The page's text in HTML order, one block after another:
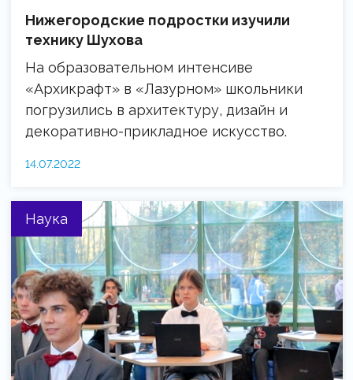
Нижегородские подростки изучили
технику Шухова
На образовательном интенсиве
«Архикрафт» в «Лазурном» школьники
погрузились в архитектуру, дизайн и
декоративно-прикладное искусство.
14.07.2022
Наука